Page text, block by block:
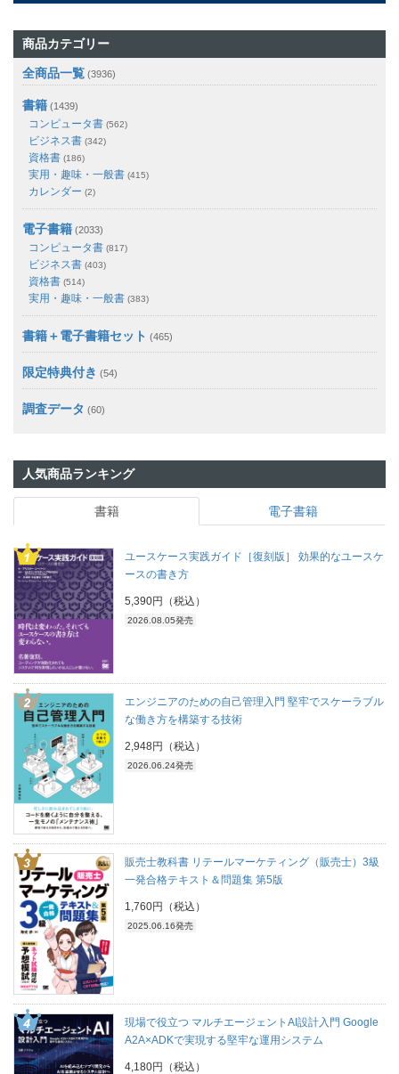
商品カテゴリー
全商品一覧 (3936)
書籍 (1439)
コンピュータ書 (562)
ビジネス書 (342)
資格書 (186)
実用・趣味・一般書 (415)
カレンダー (2)
電子書籍 (2033)
コンピュータ書 (817)
ビジネス書 (403)
資格書 (514)
実用・趣味・一般書 (383)
書籍＋電子書籍セット (465)
限定特典付き (54)
調査データ (60)
人気商品ランキング
書籍 電子書籍
ユースケース実践ガイド［復刻版］ 効果的なユースケ
ースの書き方
5,390円（税込）
2026.08.05発売
エンジニアのための自己管理入門 堅牢でスケーラブル
な働き方を構築する技術
2,948円（税込）
2026.06.24発売
販売士教科書 リテールマーケティング（販売士）3級
一発合格テキスト＆問題集 第5版
1,760円（税込）
2025.06.16発売
現場で役立つ マルチエージェントAI設計入門 Google
A2A×ADKで実現する堅牢な運用システム
4,180円（税込）